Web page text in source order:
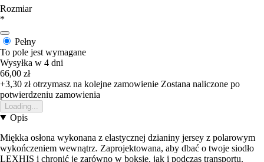
Rozmiar
*
Pełny
To pole jest wymagane
Wysyłka w 4 dni
66,00 zł
+3,30 złotrzymasz na kolejne zamowienie Zostana naliczone po
potwierdzeniu zamowienia
Loading...
Opis
Miękka osłona wykonana z elastycznej dzianiny jersey z polarowym
wykończeniem wewnątrz. Zaprojektowana, aby dbać o twoje siodło
LEXHIS i chronić je zarówno w boksie, jak i podczas transportu.